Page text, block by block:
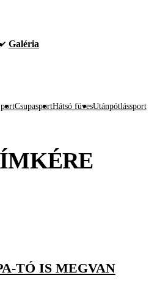
Galéria
CsupasportHátsó füvesUtánpótlássport
TÓ IS MEGVAN